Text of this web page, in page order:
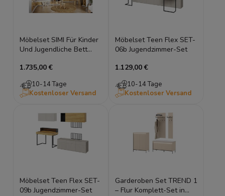
Möbelset SIMI Für Kinder
Und Jugendliche Bett
Nachttisch Schreibtisch
Kleiderschrank
1.735,00 €
10-14 Tage
Kostenloser Versand
Möbelset Teen Flex SET-
06b Jugendzimmer-Set
1.129,00 €
10-14 Tage
Kostenloser Versand
Möbelset Teen Flex SET-
09b Jugendzimmer-Set
Garderoben Set TREND 1
– Flur Komplett-Set in